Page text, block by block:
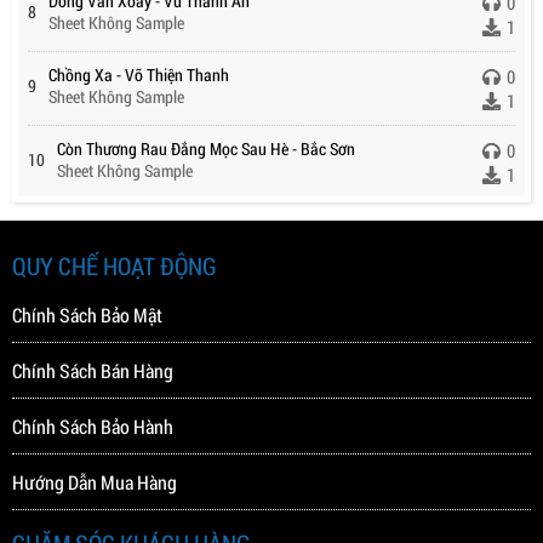
8 Sheet Không Sample
1
9 Chồng Xa - Võ Thiện Thanh
Sheet Không Sample
0
1
10 Còn Thương Rau Đắng Mọc Sau Hè - Bắc Sơn
Sheet Không Sample
0
1
QUY CHẾ HOẠT ĐỘNG
Chính Sách Bảo Mật
Chính Sách Bán Hàng
Chính Sách Bảo Hành
Hướng Dẫn Mua Hàng